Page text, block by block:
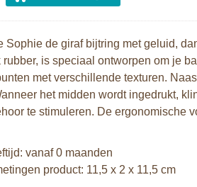
Sophie de giraf bijtring met geluid,
rubber, is speciaal ontworpen om je
met verschillende texturen.
het midden wordt ingedrukt,
te stimuleren. De ergonomische
vanaf 0 maanden
product: 11,5 x 2 x 11,5 cm